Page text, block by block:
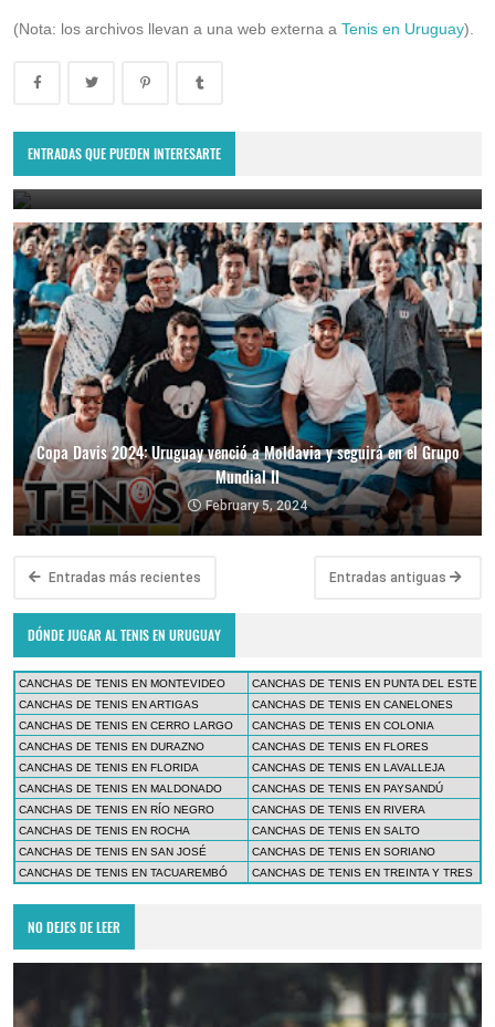
(Nota: los archivos llevan a una web externa a Tenis en Uruguay).
ENTRADAS QUE PUEDEN INTERESARTE
Copa Davis 2024: Uruguay enfrentará a Bolivia como visitante por
el Grupo Mundial II
February 10, 2024
Copa Davis 2024: Uruguay venció a Moldavia y seguirá en el Grupo
Mundial II
February 5, 2024
Entradas más recientes Entradas antiguas
DÓNDE JUGAR AL TENIS EN URUGUAY
CANCHAS DE TENIS EN MONTEVIDEO
CANCHAS DE TENIS EN PUNTA DEL ESTE
CANCHAS DE TENIS EN ARTIGAS
CANCHAS DE TENIS EN CANELONES
CANCHAS DE TENIS EN CERRO LARGO
CANCHAS DE TENIS EN COLONIA
CANCHAS DE TENIS EN DURAZNO
CANCHAS DE TENIS EN FLORES
CANCHAS DE TENIS EN FLORIDA
CANCHAS DE TENIS EN LAVALLEJA
CANCHAS DE TENIS EN MALDONADO
CANCHAS DE TENIS EN PAYSANDÚ
CANCHAS DE TENIS EN RÍO NEGRO
CANCHAS DE TENIS EN RIVERA
CANCHAS DE TENIS EN ROCHA
CANCHAS DE TENIS EN SALTO
CANCHAS DE TENIS EN SAN JOSÉ
CANCHAS DE TENIS EN SORIANO
CANCHAS DE TENIS EN TACUAREMBÓ
CANCHAS DE TENIS EN TREINTA Y TRES
NO DEJES DE LEER